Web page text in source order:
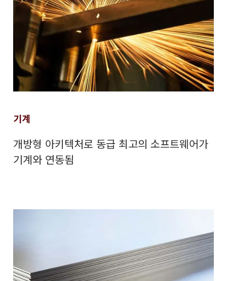
기계
개방형 아키텍처로 동급 최고의 소프트웨어가
기계와 연동됨